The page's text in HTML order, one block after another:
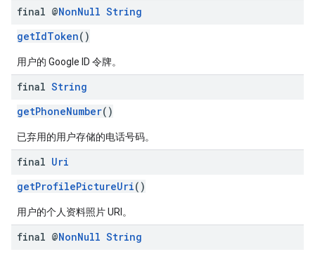
final @NonNull String
getIdToken()
用户的 Google ID 令牌。
final String
getPhoneNumber()
已弃用的用户存储的电话号码。
final Uri
getProfilePictureUri()
用户的个人资料照片 URI。
final @NonNull String